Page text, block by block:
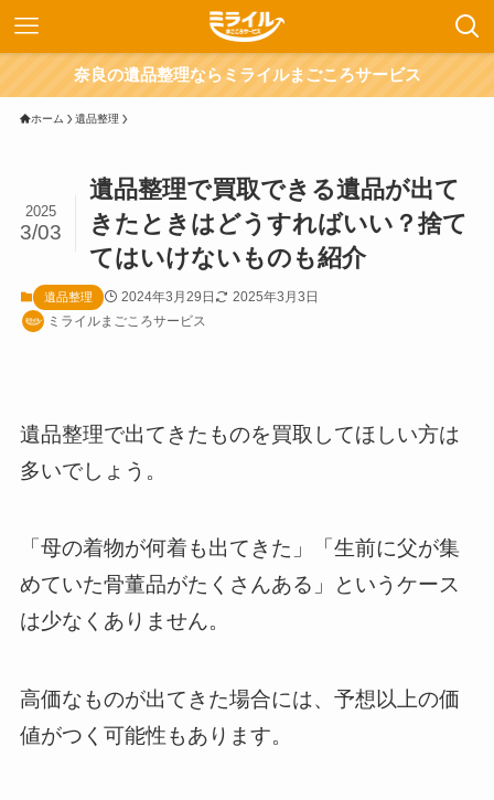
奈良の遺品整理ならミライルまごころサービス
ホーム 遺品整理
遺品整理で買取できる遺品が出て
きたときはどうすればいい？捨て
てはいけないものも紹介
2025
3/03
遺品整理 2024年3月29日
2025年3月3日
ミライルまごころサービス
遺品整理で出てきたものを買取してほしい方は
多いでしょう。
「母の着物が何着も出てきた」「生前に父が集
めていた骨董品がたくさんある」というケース
は少なくありません。
高価なものが出てきた場合には、予想以上の価
値がつく可能性もあります。